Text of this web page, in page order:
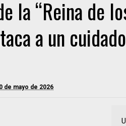
la “Reina de
a un
de mayo de 2026